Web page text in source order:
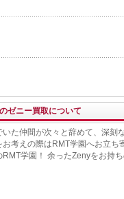
ゼニー買取について
いた仲間が次々と辞めて、深刻
お考えの際はRMT学園へお立
RMT学園！ 余ったZenyをお持